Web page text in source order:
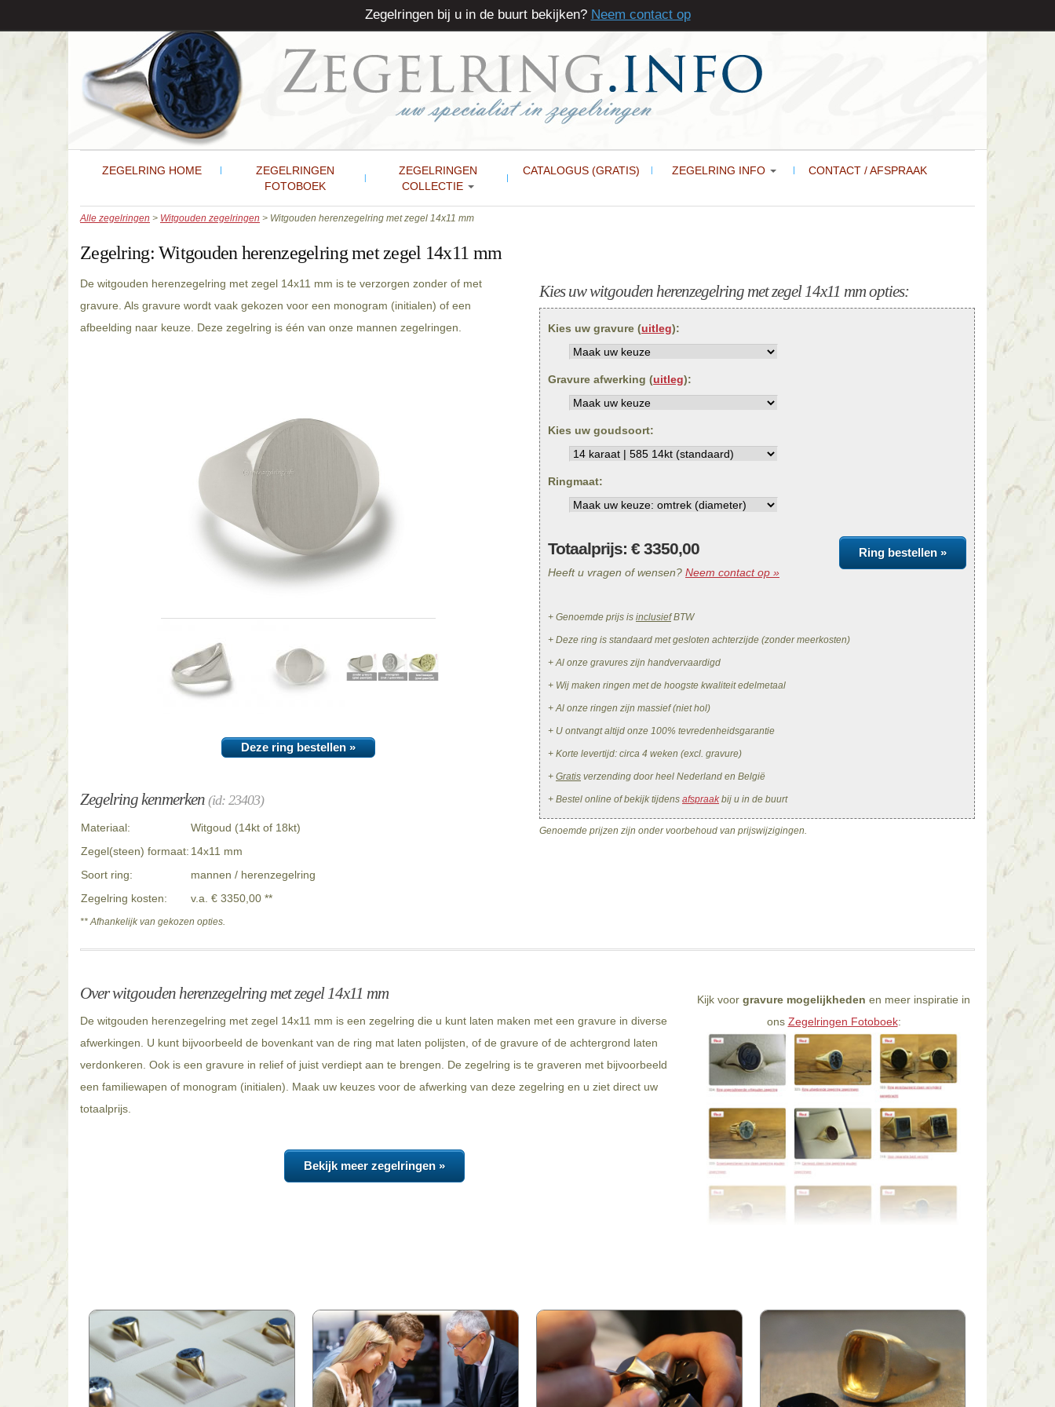
ZEGELRING HOME
ZEGELRINGEN
FOTOBOEK
ZEGELRINGEN
COLLECTIE
CATALOGUS (GRATIS) ZEGELRING INFO CONTACT / AFSPRAAK
Alle zegelringen > Witgouden zegelringen > Witgouden herenzegelring met zegel 14x11 mm
Zegelring:Witgouden herenzegelring met zegel 14x11 mm
De witgouden herenzegelring met zegel 14x11 mm is te verzorgen zonder of met
gravure. Als gravure wordt vaak gekozen voor een monogram (initialen) of een
afbeelding naar keuze. Deze zegelring is één van onze mannen zegelringen.
Deze ring bestellen »
Zegelring kenmerken (id: 23403)
Materiaal:
Witgoud (14kt of 18kt)
Zegel(steen) formaat: 14x11 mm
Soort ring:
mannen / herenzegelring
Zegelring kosten:
v.a. € 3350,00 **
** Afhankelijk van gekozen opties.
Kies uw witgouden herenzegelring met zegel 14x11 mm opties:
Kies uw gravure (uitleg):
Gravure afwerking (uitleg):
Kies uw goudsoort:
Ringmaat:
Ring bestellen »
Totaalprijs: €3350,00
Heeft u vragen of wensen? Neem contact op »
+ Genoemde prijs is inclusiefBTW
+ Deze ring is standaard met gesloten achterzijde (zonder meerkosten)
+ Al onze gravures zijn handvervaardigd
+ Wij maken ringen met de hoogste kwaliteit edelmetaal
+ Al onze ringen zijn massief (niet hol)
+ U ontvangt altijd onze 100% tevredenheidsgarantie
+ Korte levertijd: circa 4 weken (excl. gravure)
+ Gratis verzending door heel Nederland en België
+ Bestel online of bekijk tijdens afspraakbij u in de buurt
Genoemde prijzen zijn onder voorbehoud van prijswijzigingen.
Over witgouden herenzegelring met zegel 14x11 mm
De witgouden herenzegelring met zegel 14x11 mm is een zegelring die u kunt laten maken met een gravure in diverse
afwerkingen. U kunt bijvoorbeeld de bovenkant van de ring mat laten polijsten, of de gravure of de achtergrond laten
verdonkeren. Ook is een gravure in relief of juist verdiept aan te brengen. De zegelring is te graveren met bijvoorbeeld
een familiewapen of monogram (initialen). Maak uw keuzes voor de afwerking van deze zegelring en u ziet direct uw
totaalprijs.
Bekijk meer zegelringen »
Kijk voor gravure mogelijkheden en meer inspiratie in
ons Zegelringen Fotoboek:
Zegelringen bij u in de buurt bekijken? Neem contact op